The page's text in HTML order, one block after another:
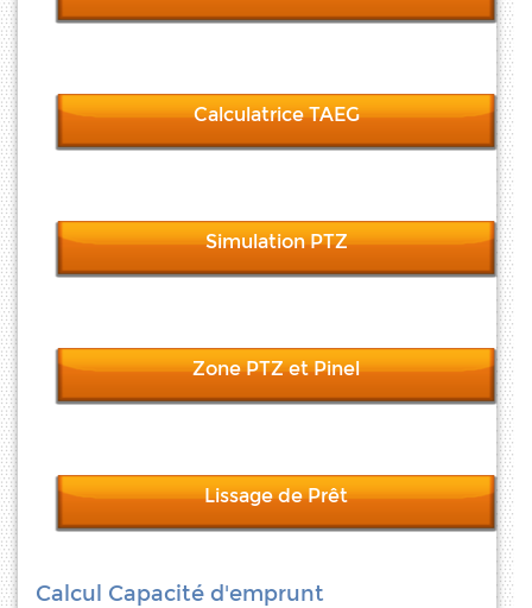
Calculatrice TAEG
Simulation PTZ
Zone PTZ et Pinel
Lissage de Prêt
Calcul Capacité d'emprunt